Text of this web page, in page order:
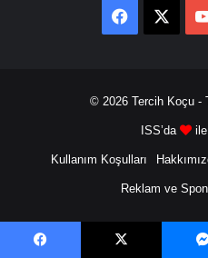
Facebook
© 2026 Tercih Koçu -
ISS’da
Kullanım Koşulları
Reklam ve